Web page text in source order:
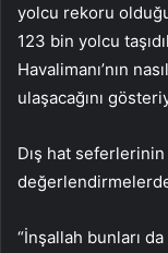
yolcu rekoru
123 bin yolcu
Havalimanı’nın
ulaşacağını
Dış hat seferlerinin
“İnşallah bunları